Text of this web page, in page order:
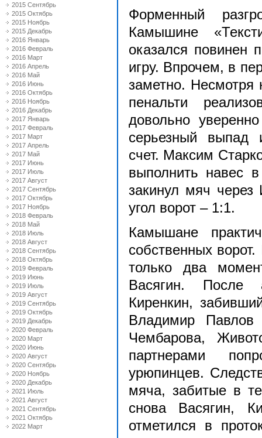
2015 Сентябрь
2015 Октябрь
2015 Ноябрь
2015 Декабрь
2016 Январь
2016 Февраль
2016 Март
2016 Апрель
2016 Май
2016 Июнь
2016 Октябрь
2016 Ноябрь
2016 Декабрь
2017 Январь
2017 Февраль
2017 Март
2017 Апрель
2017 Май
2017 Июнь
2017 Июль
2017 Август
2017 Сентябрь
2017 Октябрь
2017 Ноябрь
2018 Февраль
2018 Май
2018 Июль
2018 Август
2018 Сентябрь
2018 Октябрь
2019 Февраль
2019 Июнь
2019 Июль
2019 Август
2019 Сентябрь
2019 Октябрь
2019 Декабрь
2020 Февраль
2020 Март
2020 Июнь
2020 Август
2020 Сентябрь
2020 Ноябрь
2020 Декабрь
2021 Июль
2021 Август
2021 Сентябрь
2021 Октябрь
2022 Март
Форменный
Камышине
оказался повинен
игру. Впрочем, в
заметно. Несмотря
пенальти
довольно
серьезный выпад
счет. Максим
выполнить навес
закинул мяч через
угол ворот – 1:1.
Камышане
собственных
только два
Васягин. После
Киренкин,
Владимир
Чембарова,
партнерами
урюпинцев.
мяча, забитые в
снова Васягин,
отметился в